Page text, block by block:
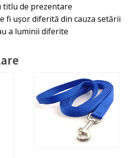
titlu de prezentare
fi ușor diferită din cauza setării
a luminii diferite